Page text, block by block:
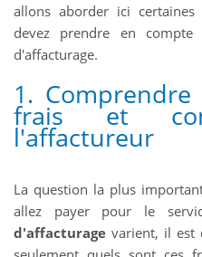
allons aborder ici
devez prendre en
d'affacturage.
1.
frais et
l'affactureur
La question la plus
allez payer pour le
d'affacturage varient, il est